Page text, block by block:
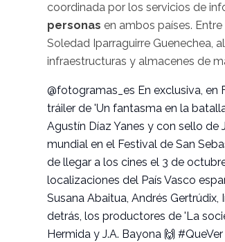
coordinada por los servicios de
personas en ambos países.
Soledad Iparraguirre Guenechea,
infraestructuras y almacenes de
@fotogramas_es En exclusiva,
tráiler de 'Un fantasma en la
Agustín Díaz Yanes y con sello de
mundial en el Festival de San
de llegar a los cines el 3 de
localizaciones del País Vasco
Susana Abaitua, Andrés Gertrúdix,
detrás, los productores de 'La
Hermida y J.A. Bayona 🙌 #QueVer